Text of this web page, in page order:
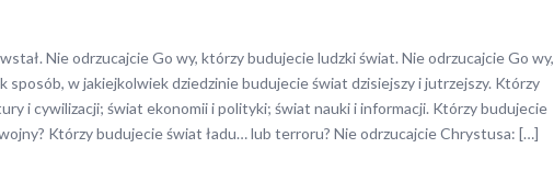
Nie odrzucajcie Go wy, którzy budujecie ludzki świat. Nie odrzucajcie Go wy,
sposób, w jakiejkolwiek dziedzinie budujecie świat dzisiejszy i jutrzejszy. Którzy
i cywilizacji; świat ekonomii i polityki; świat nauki i informacji. Którzy budujecie
Którzy budujecie świat ładu… lub terroru? Nie odrzucajcie Chrystusa: […]